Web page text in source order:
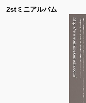
2stミニアルバム